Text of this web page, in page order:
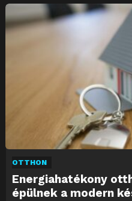
OTTHON
Energiahatékony
épülnek a modern